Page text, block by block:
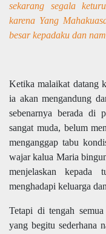
sekarang segala
karena Yang
besar kepadaku dan
Ketika malaikat datang
ia akan mengandung
sebenarnya berada di
sangat muda, belum
menganggap tabu
wajar kalua Maria
menjelaskan kepada
menghadapi keluarga
Tetapi di tengah
yang begitu sederhana